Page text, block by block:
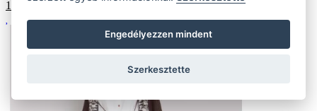
1278 HUF
Engedélyezzen mindent
Szerkesztette